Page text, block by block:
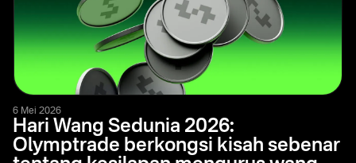
6 Mei 2026
Hari Wang Sedunia 2026:
Olymptrade berkongsi kisah sebenar